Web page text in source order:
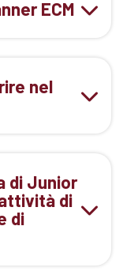
ECM
nel
di Junior
di
di